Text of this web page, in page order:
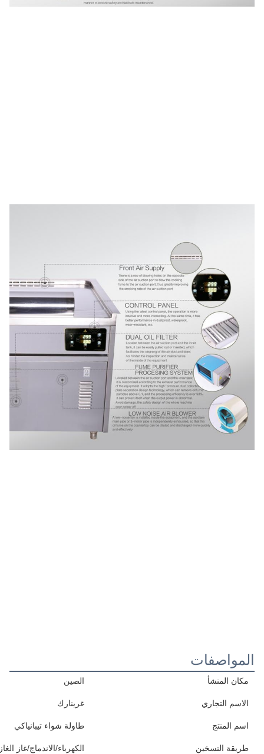
المواصفات
مكان المنشأ الصين
الاسم التجاري غرينارك
اسم المنتج طاولة شواء تيبانياكي
طريقة التسخين الكهرباء/الاندماج/غاز